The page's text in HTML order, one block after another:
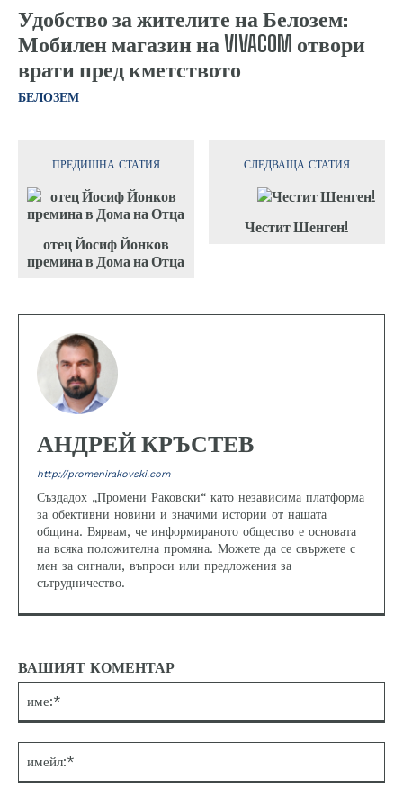
Удобство за жителите на Белозем:
Мобилен магазин на VIVACOM отвори
врати пред кметството
БЕЛОЗЕМ
ПРЕДИШНА СТАТИЯ
отец Йосиф Йонков
премина в Дома на Отца
СЛЕДВАЩА СТАТИЯ
Честит Шенген!
АНДРЕЙ КРЪСТЕВ
http://promenirakovski.com
Създадох „Промени Раковски“ като независима платформа
за обективни новини и значими истории от нашата
община. Вярвам, че информираното общество е основата
на всяка положителна промяна. Можете да се свържете с
мен за сигнали, въпроси или предложения за
сътрудничество.
ВАШИЯТ КОМЕНТАР